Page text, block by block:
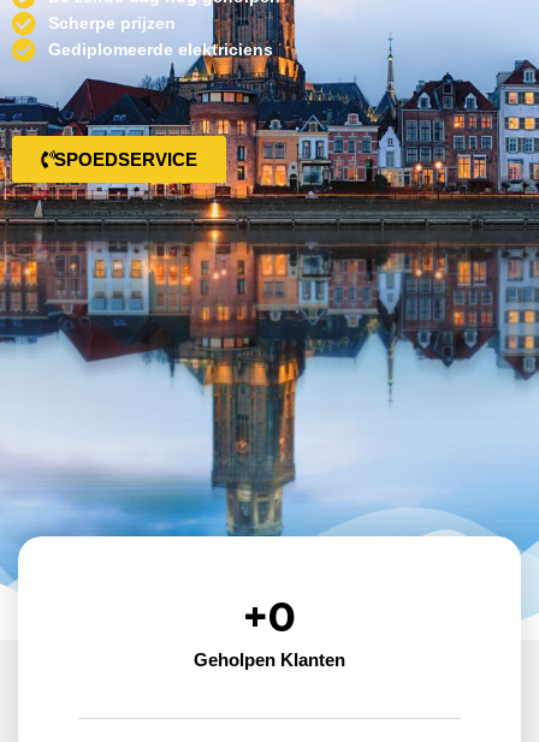
Scherpe prijzen
Gediplomeerde elektriciens
SPOEDSERVICE
Geholpen Klanten
+0